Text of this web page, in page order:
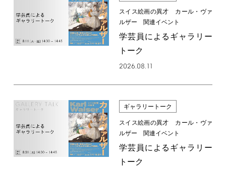
スイス絵画の異才 カール・ヴァ
ルザー 関連イベント
学芸員によるギャラリー
トーク
2026.08.11
ギャラリートーク
スイス絵画の異才 カール・ヴァ
ルザー 関連イベント
学芸員によるギャラリー
トーク